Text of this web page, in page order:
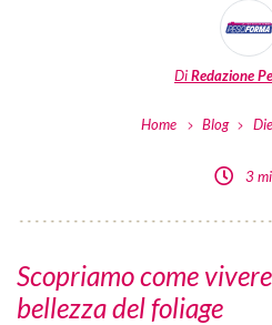
DiRedazione
Home Blog
3
Scopriamo come
bellezza del foliage